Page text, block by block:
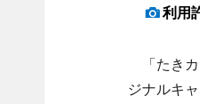
利用
「たきカ
ジナルキ